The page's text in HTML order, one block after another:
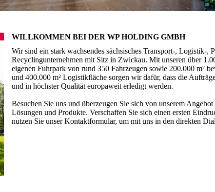
WILLKOMMEN BEI DER WP HOLDING GMBH
Wir sind ein stark wachsendes sächsisches Transport-, Logistik-,
Recyclingunternehmen mit Sitz in Zwickau. Mit unseren über
eigenen Fuhrpark von rund 350 Fahrzeugen sowie 200.000 m²
und 400.000 m² Logistikfläche sorgen wir dafür, dass die
und in höchster Qualität europaweit erledigt werden.
Besuchen Sie uns und überzeugen Sie sich von unserem
Lösungen und Produkte. Verschaffen Sie sich einen ersten
nutzen Sie unser Kontaktformular, um mit uns in den direkten